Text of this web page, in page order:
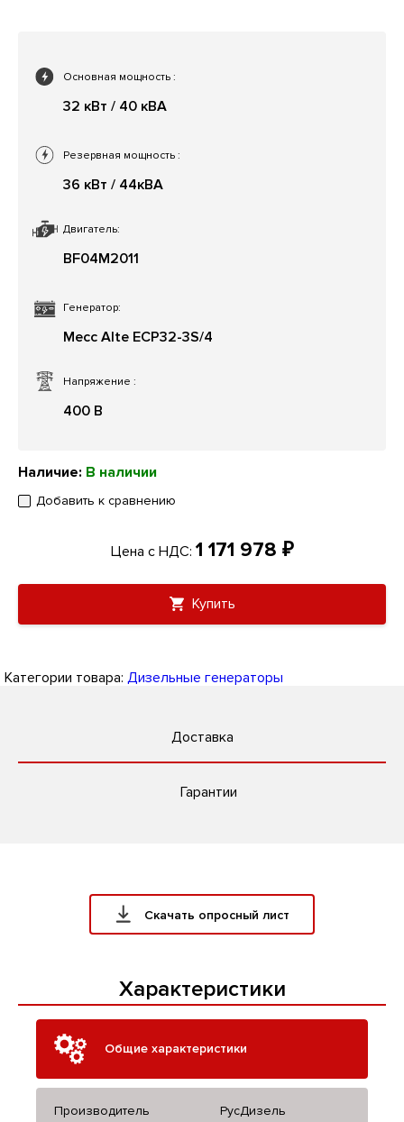
Основная мощность :
32 кВт / 40 кВА
Двигатель:
BF04M2011
Напряжение :
400 В
Резервная мощность :
36 кВт / 44кВА
Генератор:
Mecc Alte ECP32-3S/4
Наличие: В наличии
Добавить к сравнению
Цена с НДС: 1 171 978 ₽
Купить
Категории товара: Дизельные генераторы
Доставка
Гарантии
Скачать опросный лист
Характеристики
Общие характеристики
Производитель РусДизель